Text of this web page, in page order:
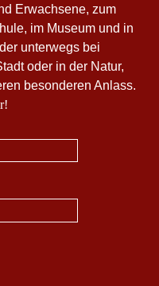
Erwachsene, zum
im Museum und in
unterwegs bei
oder in der Natur,
besonderen Anlass.